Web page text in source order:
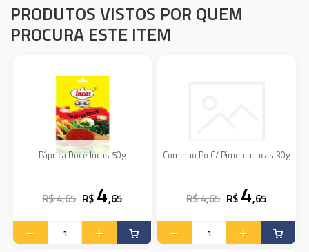
PRODUTOS VISTOS POR QUEM
PROCURA ESTE ITEM
Páprica Doce Incas 50g
R$ 4,65 R$ 4,65
Cominho Po C/ Pimenta Incas 30g
R$ 4,65 R$ 4,65